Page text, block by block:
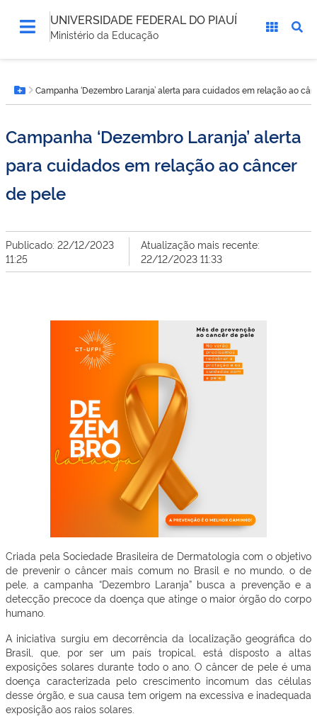
UNIVERSIDADE FEDERAL DO PIAUÍ
Ministério da Educação
está
aqui:Botão Menu
Campanha ‘Dezembro Laranja’ alerta para cuidados em relação ao
Campanha ‘Dezembro Laranja’ alerta
para cuidados em relação ao câncer
de pele
Publicado: 22/12/2023
11:25
Atualização mais recente:
22/12/2023 11:33
Criada pela Sociedade Brasileira de Dermatologia com o objetivo
de prevenir o câncer mais comum no Brasil e no mundo, o de
pele, a campanha “Dezembro Laranja” busca a prevenção e a
detecção precoce da doença que atinge o maior órgão do corpo
humano.
A iniciativa surgiu em decorrência da localização geográfica do
Brasil, que, por ser um país tropical, está disposto a altas
exposições solares durante todo o ano. O câncer de pele é uma
doença caracterizada pelo crescimento incomum das células
desse órgão, e sua causa tem origem na excessiva e inadequada
exposição aos raios solares.